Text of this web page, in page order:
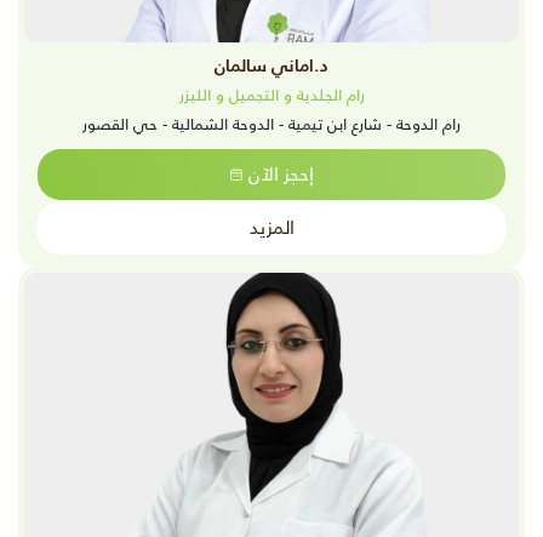
د.اماني سالمان
رام الجلدية و التجميل و الليزر
رام الدوحة - شارع ابن تيمية - الدوحة الشمالية - حي القصور
إحجز الآن
المزيد